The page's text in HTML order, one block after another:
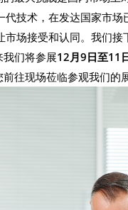
技术，在发达国家市
场接受和认同。我们
们将参展12月9日至11
往现场莅临参观我们的